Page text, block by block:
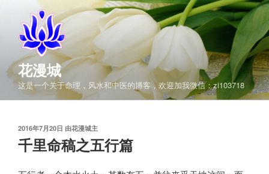
花漫城
这是一个关于命理，风水和中医的博客，欢迎加我微信：zi103718
发
布
2016年7月20日 由花漫城主
千里命稿之五行篇